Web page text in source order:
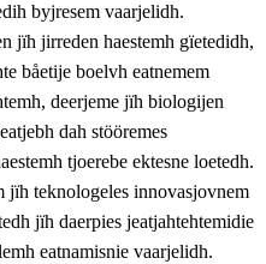
gellievoete
etihkeles vuajnoe
eadtjohkevoete jïh
byjresegoerkesevoete
byjresem vaarjelidh.
jïh jirreden haestemh gïetedidh,
båetije boelvh eatnemem
deerjeme jïh biologijen
dah stööremes
tjoerebe ektesne loetedh.
jïh teknologeles innovasjovnem
jïh daerpies jeatjahtehtemidie
eatnamisnie vaarjelidh.